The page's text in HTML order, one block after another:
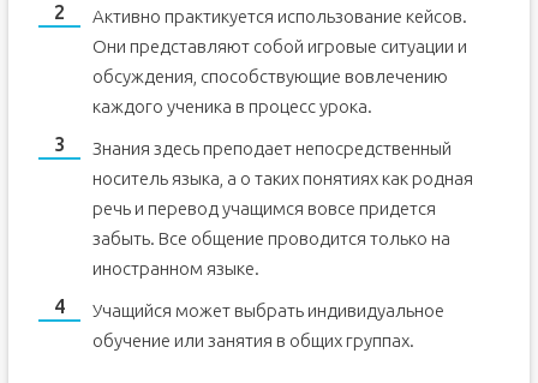
Активно практикуется использование кейсов.
Они представляют собой игровые ситуации и
обсуждения, способствующие вовлечению
каждого ученика в процесс урока.
Знания здесь преподает непосредственный
носитель языка, а о таких понятиях как родная
речь и перевод учащимся вовсе придется
забыть. Все общение проводится только на
иностранном языке.
Учащийся может выбрать индивидуальное
обучение или занятия в общих группах.